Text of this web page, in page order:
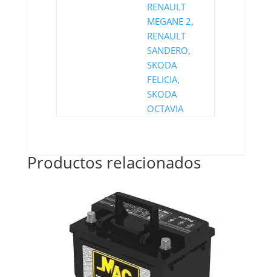
RENAULT
MEGANE 2,
RENAULT
SANDERO,
SKODA
FELICIA,
SKODA
OCTAVIA
Productos relacionados